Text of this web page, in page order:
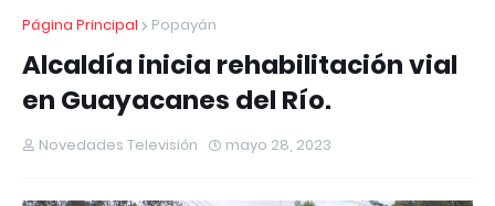
Página Principal Popayán
Alcaldía inicia rehabilitación vial
en Guayacanes del Río.
Novedades Televisión mayo 28, 2023